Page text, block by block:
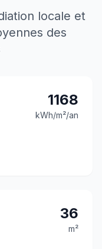
locale et
des
1168
kWh/m²/an
36
m²